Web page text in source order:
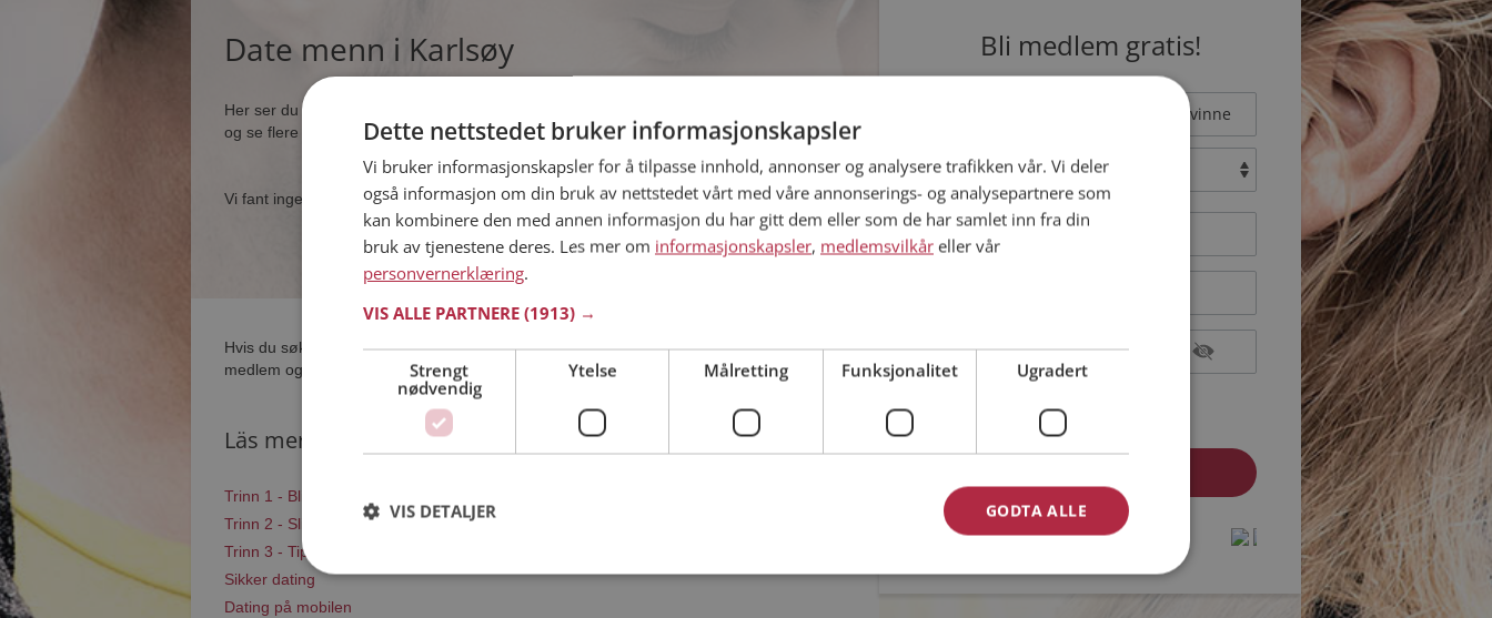
Date menn i Karlsøy
Her ser du noen få blant de tusener single som dater på Møteplassen. Bli medlem nå,
og se flere single i nærheten av deg.
Vi fant ingen single som samsvarer med ditt søk.
Hvis du søker dating i Karlsøy har du kommet til riktig sted. På Møteplassen kan du bli
medlem og søke blant tusenvis av datinginteresserte single i Karlsøy
Läs mer
Trinn 1 - Bli medlem og lag en presentasjon
Trinn 2 - Slik fungerer våre søkefunksjoner
Trinn 3 - Tips til hvordan du tar kontakt
Sikker dating
Dating på mobilen
Bli medlem gratis!
Kvinne
Min alder:
Allerede medlem? Logg inn her »
protected by reCAPTCHA
Privacy-Terms
protected by reCAPTCHA
Privacy-Terms
Dette nettstedet bruker informasjonskapsler
Vi bruker informasjonskapsler for å tilpasse innhold, annonser og analysere trafikken vår. Vi deler
også informasjon om din bruk av nettstedet vårt med våre annonserings- og analysepartnere som
kan kombinere den med annen informasjon du har gitt dem eller som de har samlet inn fra din
bruk av tjenestene deres. Les mer om informasjonskapsler, medlemsvilkår eller vår
personvernerklæring.
VIS ALLE PARTNERE (1913) →
Strengt
nødvendig
Ytelse Målretting Funksjonalitet Ugradert
GODTA ALLE
VIS DETALJER